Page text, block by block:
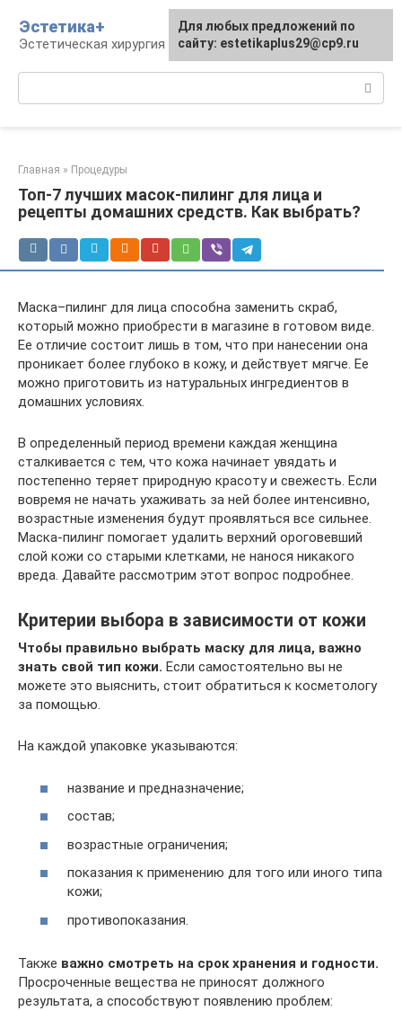
контенту
Эстетика+
Эстетическая хирургия и косметология
Главная » Процедуры
Топ-7 лучших масок-пилинг для лица и
рецепты домашних средств. Как выбрать?
Маска–пилинг для лица способна заменить скраб,
который можно приобрести в магазине в готовом виде.
Ее отличие состоит лишь в том, что при нанесении она
проникает более глубоко в кожу, и действует мягче. Ее
можно приготовить из натуральных ингредиентов в
домашних условиях.
В определенный период времени каждая женщина
сталкивается с тем, что кожа начинает увядать и
постепенно теряет природную красоту и свежесть. Если
вовремя не начать ухаживать за ней более интенсивно,
возрастные изменения будут проявляться все сильнее.
Маска-пилинг помогает удалить верхний ороговевший
слой кожи со старыми клетками, не нанося никакого
вреда. Давайте рассмотрим этот вопрос подробнее.
Критерии выбора в зависимости от кожи
Чтобы правильно выбрать маску для лица, важно
знать свой тип кожи. Если самостоятельно вы не
можете это выяснить, стоит обратиться к косметологу
за помощью.
На каждой упаковке указываются:
название и предназначение;
состав;
возрастные ограничения;
показания к применению для того или иного типа
кожи;
противопоказания.
Также важно смотреть на срок хранения и годности.
Просроченные вещества не приносят должного
результата, а способствуют появлению проблем:
Для любых предложений по
сайту: estetikaplus29@cp9.ru